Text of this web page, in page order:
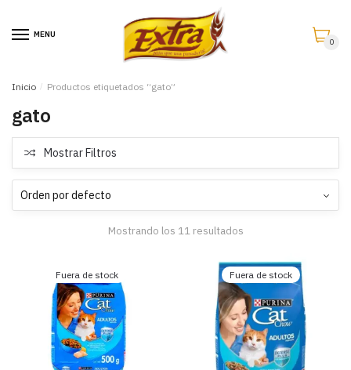
MENU
0
Inicio / Productos etiquetados “gato”
gato
Mostrar Filtros
Mostrando los 11 resultados
Fuera de stock Fuera de stock